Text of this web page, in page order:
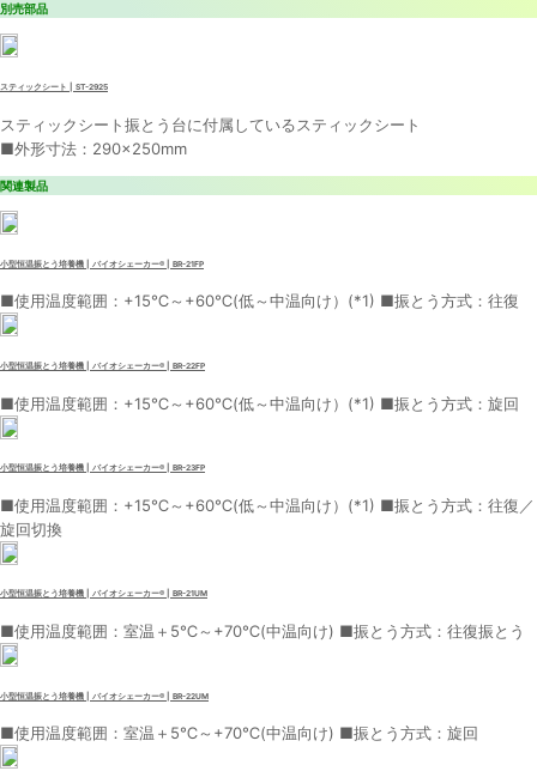
別売部品
スティックシート | ST-2925
スティックシート振とう台に付属しているスティックシート
■外形寸法：290×250mm
関連製品
小型恒温振とう培養機 | バイオシェーカー® | BR-21FP
■使用温度範囲：+15℃～+60℃(低～中温向け）(*1) ■振とう方式：往復
小型恒温振とう培養機 | バイオシェーカー® | BR-22FP
■使用温度範囲：+15℃～+60℃(低～中温向け）(*1) ■振とう方式：旋回
小型恒温振とう培養機 | バイオシェーカー® | BR-23FP
■使用温度範囲：+15℃～+60℃(低～中温向け）(*1) ■振とう方式：往復／
旋回切換
小型恒温振とう培養機 | バイオシェーカー® | BR-21UM
■使用温度範囲：室温＋5℃～+70℃(中温向け) ■振とう方式：往復振とう
小型恒温振とう培養機 | バイオシェーカー® | BR-22UM
■使用温度範囲：室温＋5℃～+70℃(中温向け) ■振とう方式：旋回